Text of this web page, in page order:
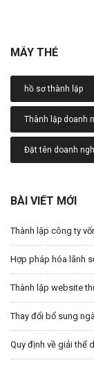
MÂY THẺ
hồ sơ thành lập
Thành lập doanh
Đặt tên doanh
BÀI VIẾT MỚI
Thành lập công ty
Hợp pháp hóa lãnh
Thành lập website
Thay đổi bổ sung
Quy định về giải thể